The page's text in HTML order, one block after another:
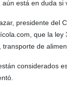
aún está en duda si
presidente del
que la
transporte de
considerados